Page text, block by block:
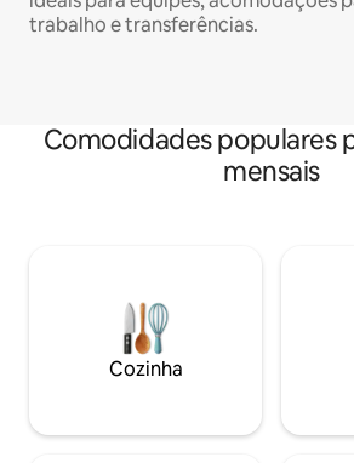
trabalho e transferências.
Comodidades populares
mensais
Cozinha